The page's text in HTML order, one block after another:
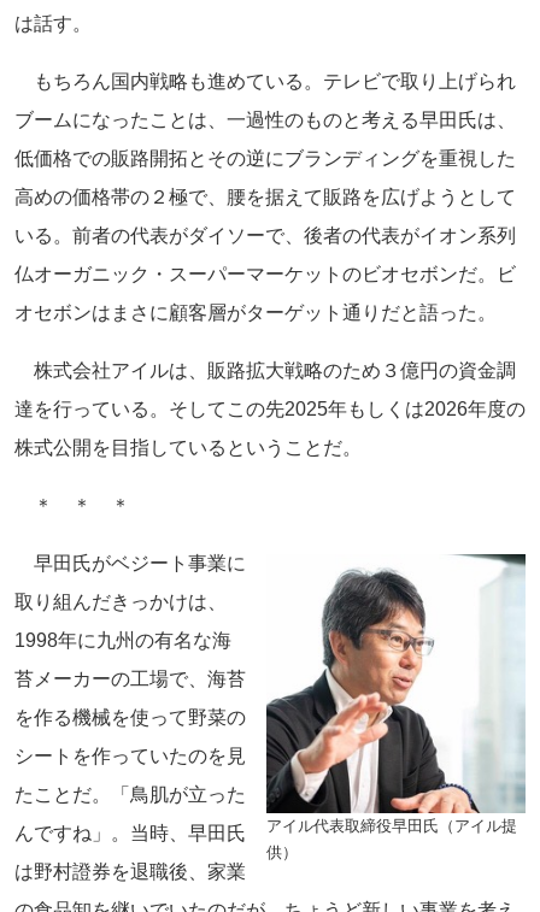
は話す。
もちろん国内戦略も進めている。テレビで取り上げられ
ブームになったことは、一過性のものと考える早田氏は、
低価格での販路開拓とその逆にブランディングを重視した
高めの価格帯の２極で、腰を据えて販路を広げようとして
いる。前者の代表がダイソーで、後者の代表がイオン系列
仏オーガニック・スーパーマーケットのビオセボンだ。ビ
オセボンはまさに顧客層がターゲット通りだと語った。
株式会社アイルは、販路拡大戦略のため３億円の資金調
達を行っている。そしてこの先2025年もしくは2026年度の
株式公開を目指しているということだ。
＊ ＊ ＊
アイル代表取締役早田氏（アイル提
供）
早田氏がベジート事業に
取り組んだきっかけは、
1998年に九州の有名な海
苔メーカーの工場で、海苔
を作る機械を使って野菜の
シートを作っていたのを見
たことだ。「鳥肌が立った
んですね」。当時、早田氏
は野村證券を退職後、家業